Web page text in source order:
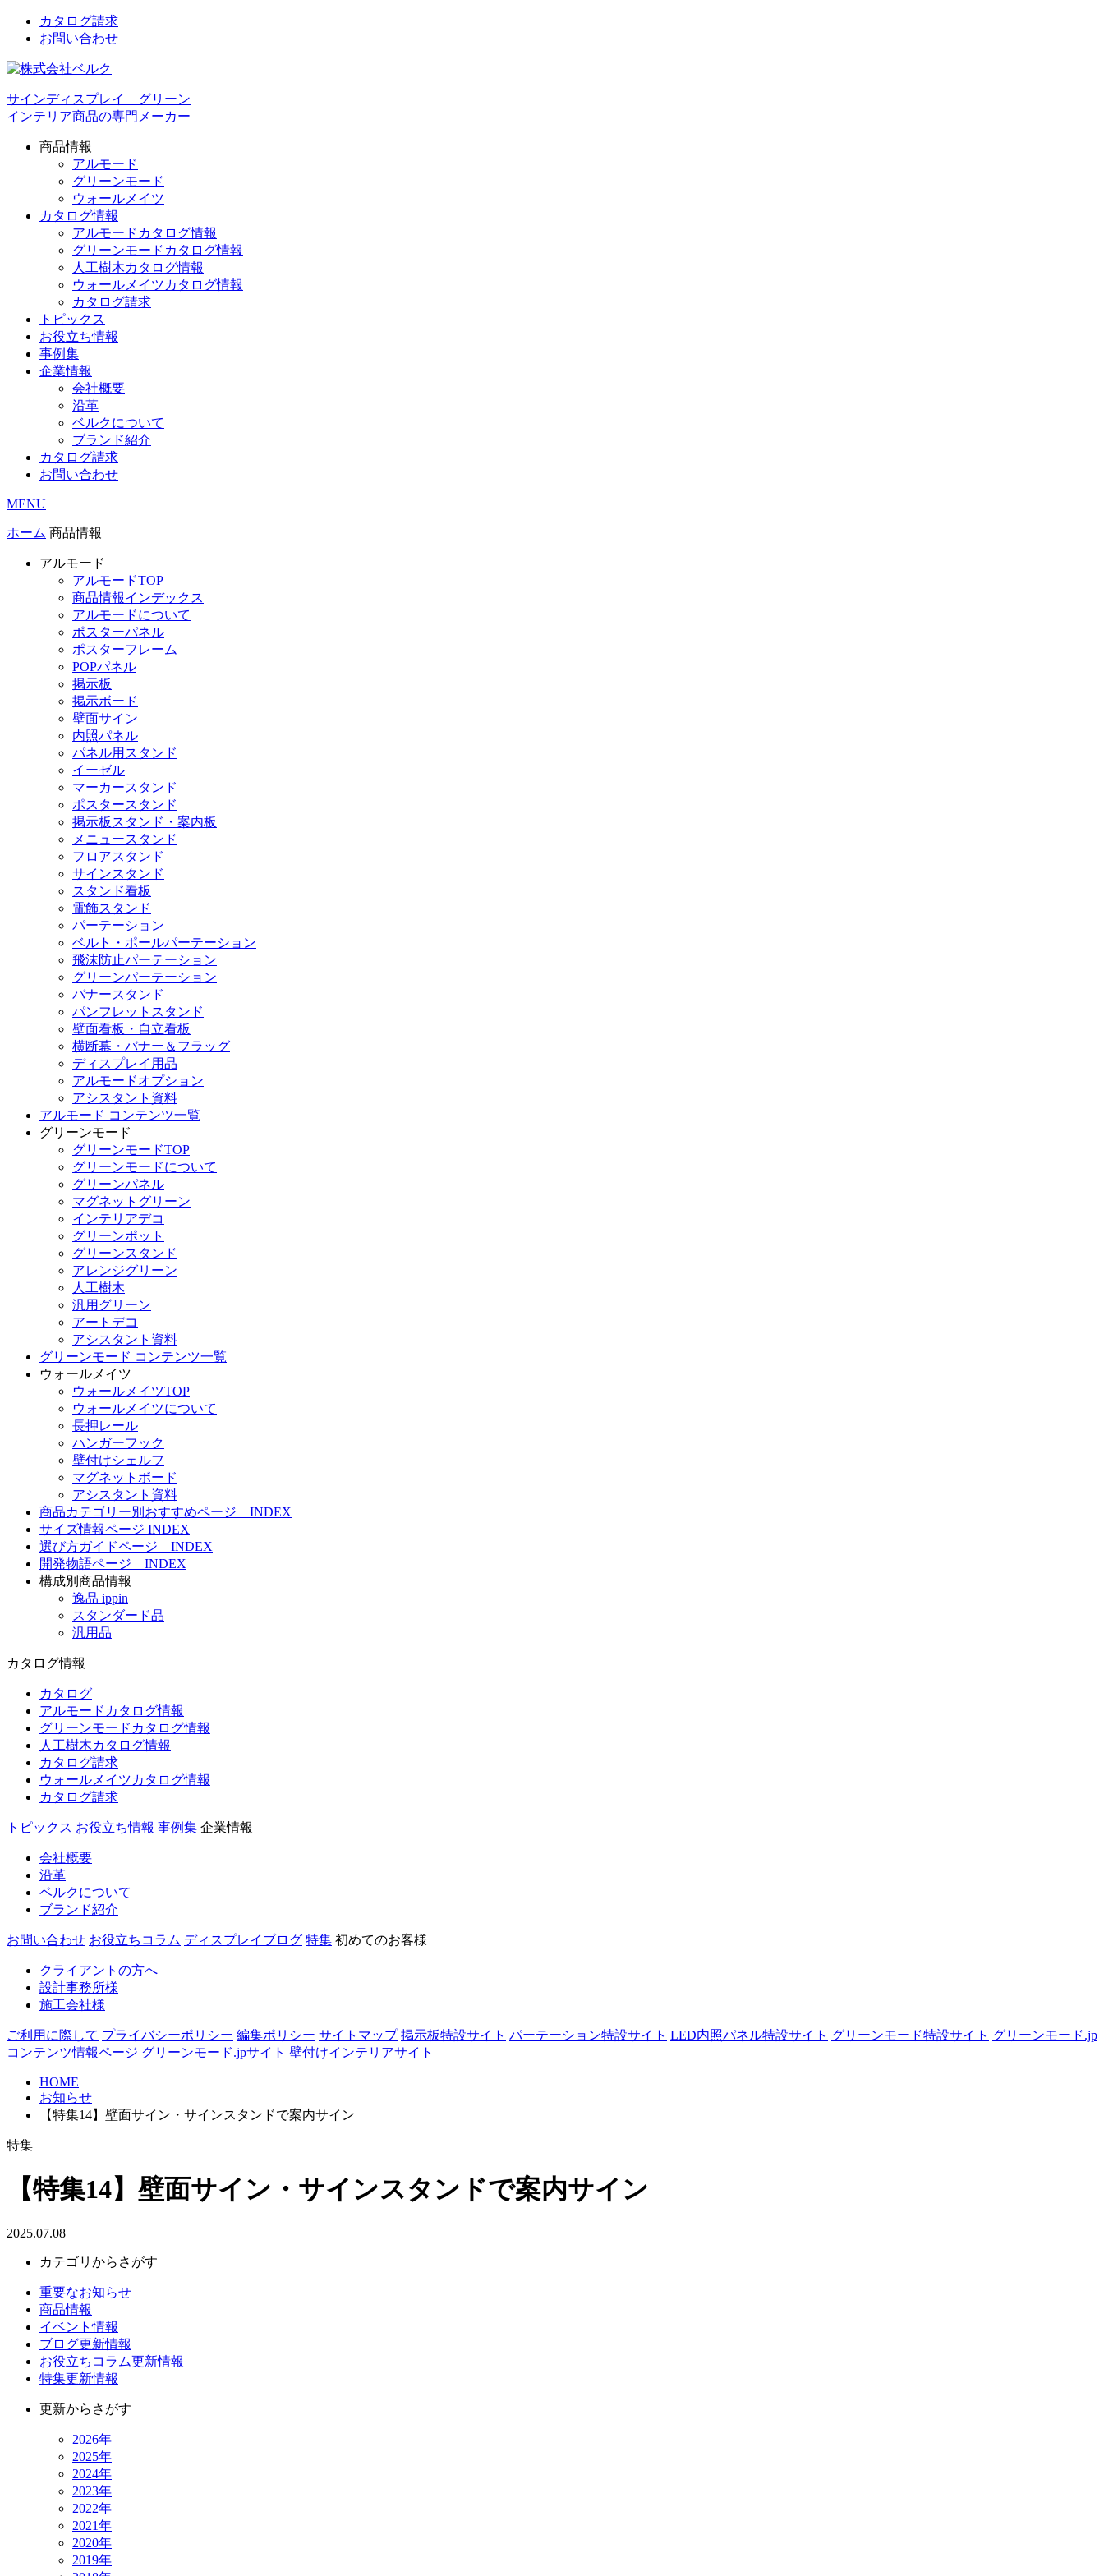
カタログ請求
お問い合わせ
サインディスプレイ グリーン
インテリア商品の専門メーカー
商品情報
アルモード
グリーンモード
ウォールメイツ
カタログ情報
アルモードカタログ情報
グリーンモードカタログ情報
人工樹木カタログ情報
ウォールメイツカタログ情報
カタログ請求
トピックス
お役立ち情報
事例集
企業情報
会社概要
沿革
ベルクについて
ブランド紹介
カタログ請求
お問い合わせ
MENU
ホーム 商品情報
アルモード
アルモードTOP
商品情報インデックス
アルモードについて
ポスターパネル
ポスターフレーム
POPパネル
掲示板
掲示ボード
壁面サイン
内照パネル
パネル用スタンド
イーゼル
マーカースタンド
ポスタースタンド
掲示板スタンド・案内板
メニュースタンド
フロアスタンド
サインスタンド
スタンド看板
電飾スタンド
パーテーション
ベルト・ポールパーテーション
飛沫防止パーテーション
グリーンパーテーション
バナースタンド
パンフレットスタンド
壁面看板・自立看板
横断幕・バナー＆フラッグ
ディスプレイ用品
アルモードオプション
アシスタント資料
アルモード コンテンツ一覧
グリーンモード
グリーンモードTOP
グリーンモードについて
グリーンパネル
マグネットグリーン
インテリアデコ
グリーンポット
グリーンスタンド
アレンジグリーン
人工樹木
汎用グリーン
アートデコ
アシスタント資料
グリーンモード コンテンツ一覧
ウォールメイツ
ウォールメイツTOP
ウォールメイツについて
長押レール
ハンガーフック
壁付けシェルフ
マグネットボード
アシスタント資料
商品カテゴリー別おすすめページ INDEX
サイズ情報ページ INDEX
選び方ガイドページ INDEX
開発物語ページ INDEX
構成別商品情報
逸品 ippin
スタンダード品
汎用品
カタログ情報
カタログ
アルモードカタログ情報
グリーンモードカタログ情報
人工樹木カタログ情報
カタログ請求
ウォールメイツカタログ情報
カタログ請求
トピックス お役立ち情報 事例集 企業情報
会社概要
沿革
ベルクについて
ブランド紹介
お問い合わせ お役立ちコラム ディスプレイブログ 特集 初めてのお客様
クライアントの方へ
設計事務所様
施工会社様
ご利用に際して プライバシーポリシー 編集ポリシー サイトマップ 掲示板特設サイト パーテーション特設サイト LED内照パネル特設サイト グリーンモード特設サイト グリーンモード.jp
コンテンツ情報ページ グリーンモード.jpサイト 壁付けインテリアサイト
HOME
お知らせ
【特集14】壁面サイン・サインスタンドで案内サイン
特集
【特集14】壁面サイン・サインスタンドで案内サイン
2025.07.08
カテゴリからさがす
重要なお知らせ
商品情報
イベント情報
ブログ更新情報
お役立ちコラム更新情報
特集更新情報
更新からさがす
2026年
2025年
2024年
2023年
2022年
2021年
2020年
2019年